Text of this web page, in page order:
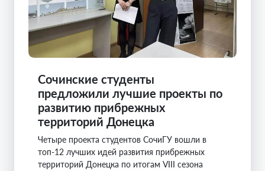
Сочинские студенты
предложили лучшие проекты по
развитию прибрежных
территорий Донецка
Четыре проекта студентов СочиГУ вошли в
топ-12 лучших идей развития прибрежных
территорий Донецка по итогам VIII сезона